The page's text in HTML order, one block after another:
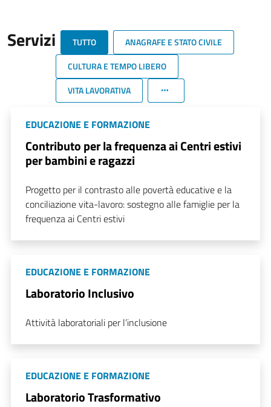
Servizi TUTTO
ANAGRAFE E STATO CIVILE
CULTURA E TEMPO LIBERO
VITA LAVORATIVA
EDUCAZIONE E FORMAZIONE
Contributo per la frequenza ai Centri estivi
per bambini e ragazzi
Progetto per il contrasto alle povertà educative e la
conciliazione vita-lavoro: sostegno alle famiglie per la
frequenza ai Centri estivi
EDUCAZIONE E FORMAZIONE
Laboratorio Inclusivo
Attività laboratoriali per l’inclusione
EDUCAZIONE E FORMAZIONE
Laboratorio Trasformativo